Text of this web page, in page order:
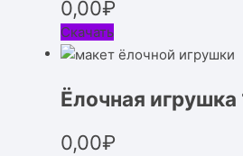
0,00₽
Скачать
Ёлочная игрушка
0,00₽